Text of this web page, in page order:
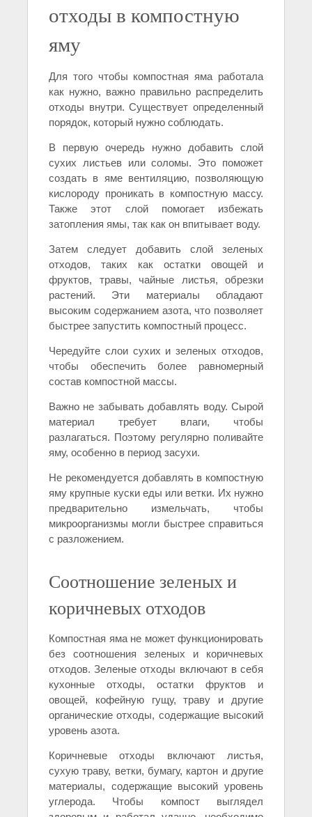
отходы в компостную
яму
Для того чтобы компостная яма работала
как нужно, важно правильно распределить
отходы внутри. Существует определенный
порядок, который нужно соблюдать.
В первую очередь нужно добавить слой
сухих листьев или соломы. Это поможет
создать в яме вентиляцию, позволяющую
кислороду проникать в компостную массу.
Также этот слой помогает избежать
затопления ямы, так как он впитывает воду.
Затем следует добавить слой зеленых
отходов, таких как остатки овощей и
фруктов, травы, чайные листья, обрезки
растений. Эти материалы обладают
высоким содержанием азота, что позволяет
быстрее запустить компостный процесс.
Чередуйте слои сухих и зеленых отходов,
чтобы обеспечить более равномерный
состав компостной массы.
Важно не забывать добавлять воду. Сырой
материал требует влаги, чтобы
разлагаться. Поэтому регулярно поливайте
яму, особенно в период засухи.
Не рекомендуется добавлять в компостную
яму крупные куски еды или ветки. Их нужно
предварительно измельчать, чтобы
микроорганизмы могли быстрее справиться
с разложением.
Соотношение зеленых и
коричневых отходов
Компостная яма не может функционировать
без соотношения зеленых и коричневых
отходов. Зеленые отходы включают в себя
кухонные отходы, остатки фруктов и
овощей, кофейную гущу, траву и другие
органические отходы, содержащие высокий
уровень азота.
Коричневые отходы включают листья,
сухую траву, ветки, бумагу, картон и другие
материалы, содержащие высокий уровень
углерода. Чтобы компост выглядел